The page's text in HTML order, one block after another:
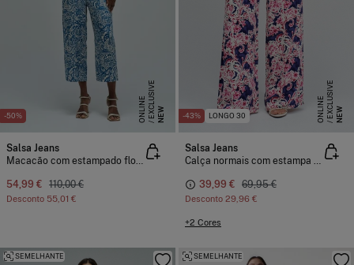
-50% NEW
E
X
C
L
US
I
V
E
O
N
L
I
N
E
Salsa Jeans
Macacão com estampado floral
54,99 € 110,00 €
Desconto 55,01 €
-43% LONGO 30 NEW
E
X
C
L
US
I
V
E
O
N
L
I
N
E
Salsa Jeans
Calça normais com estampa floral
39,99 € 69,95 €
Desconto 29,96 €
+2 Cores
SEMELHANTE SEMELHANTE